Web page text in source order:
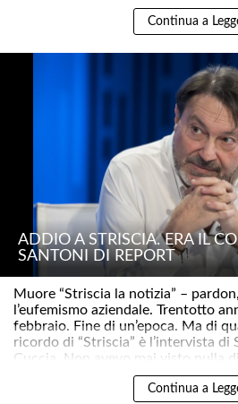
Continua a
ADDIO A STRISCIA. ERA IL
SANTONI DI REPORT
Muore “Striscia la notizia” –
l’eufemismo aziendale. Trentotto
febbraio. Fine di un’epoca. Ma di
ricordo di “Striscia” è l’intervista di
Cuccia. Non avevo mai visto nulla di
Continua a